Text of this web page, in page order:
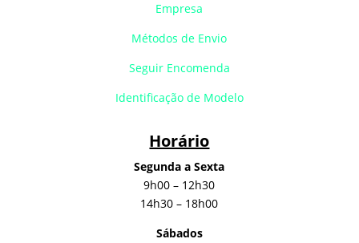
Empresa
Métodos de Envio
Seguir Encomenda
Identificação de Modelo
Horário
Segunda a Sexta
9h00 – 12h30
14h30 – 18h00
Sábados